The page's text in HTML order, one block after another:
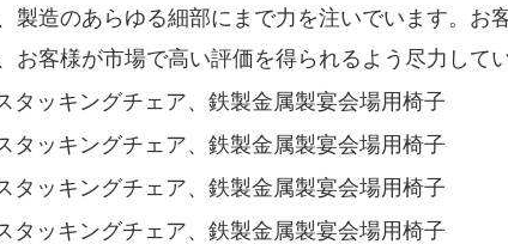
製造のあらゆる細部にまで力を注いでいます。
客様が市場で高い評価を得られるよう尽力して​​い